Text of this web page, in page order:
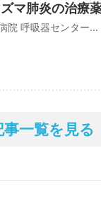
マ肺炎の治療
院 呼吸器センター...
事一覧を見る